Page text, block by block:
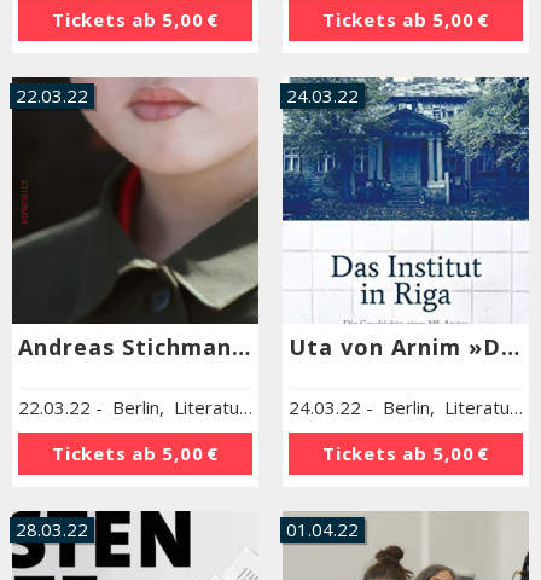
Tickets ab 5,00 €
Tickets ab 5,00 €
22.03.22
Andreas Stichmann »Eine Liebe in Pjöngjang«
22.03.22 - Berlin, Literaturhaus Berlin
Tickets ab 5,00 €
24.03.22
Uta von Arnim »Das Institut in Riga«
24.03.22 - Berlin, Literaturhaus Berlin
Tickets ab 5,00 €
28.03.22 01.04.22